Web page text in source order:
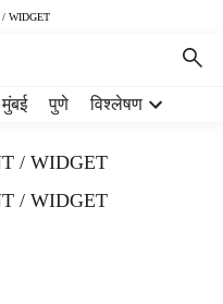
WIDGET
मुंबई पुणे विश्लेषण
/ WIDGET
/ WIDGET